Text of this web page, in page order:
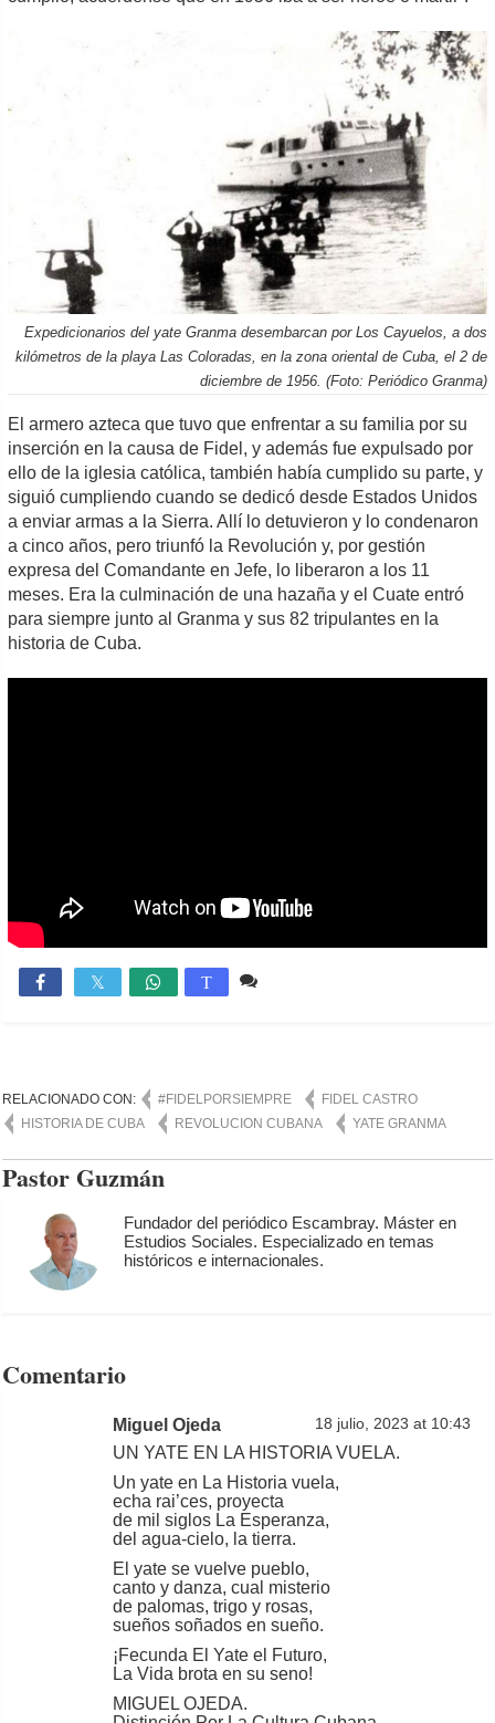
Expedicionarios del yate Granma desembarcan por Los Cayuelos, a dos
kilómetros de la playa Las Coloradas, en la zona oriental de Cuba, el 2 de
diciembre de 1956. (Foto: Periódico Granma)
El armero azteca que tuvo que enfrentar a su familia por su
inserción en la causa de Fidel, y además fue expulsado por
ello de la iglesia católica, también había cumplido su parte, y
siguió cumpliendo cuando se dedicó desde Estados Unidos
a enviar armas a la Sierra. Allí lo detuvieron y lo condenaron
a cinco años, pero triunfó la Revolución y, por gestión
expresa del Comandante en Jefe, lo liberaron a los 11
meses. Era la culminación de una hazaña y el Cuate entró
para siempre junto al Granma y sus 82 tripulantes en la
historia de Cuba.
 T
RELACIONADO CON: #FIDELPORSIEMPRE
FIDEL CASTRO
HISTORIA DE CUBA
REVOLUCION CUBANA YATE GRANMA
Pastor Guzmán
Fundador del periódico Escambray. Máster en
Estudios Sociales. Especializado en temas
históricos e internacionales.
Comentario
Miguel Ojeda 18 julio, 2023 at 10:43
UN YATE EN LA HISTORIA VUELA.
Un yate en La Historia vuela,
echa rai’ces, proyecta
de mil siglos La Esperanza,
del agua-cielo, la tierra.
El yate se vuelve pueblo,
canto y danza, cual misterio
de palomas, trigo y rosas,
sueños soñados en sueño.
¡Fecunda El Yate el Futuro,
La Vida brota en su seno!
MIGUEL OJEDA.